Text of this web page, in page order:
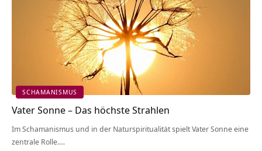
SCHAMANISMUS
Vater Sonne – Das höchste Strahlen
Im Schamanismus und in der Naturspiritualität spielt Vater Sonne eine
zentrale Rolle.…